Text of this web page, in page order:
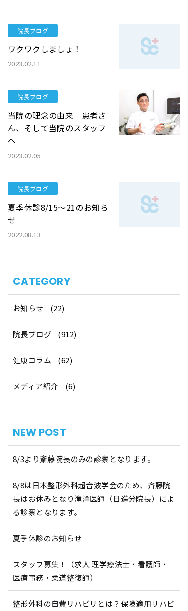
院長ブログ
ワクワクしましょ！
2023.02.11
院長ブログ
当院の理念の由来 患者さ
ん、そして当院のスタッフ
へ
2023.02.05
院長ブログ
夏季休診8/15〜21のお知ら
せ
2022.08.13
CATEGORY
お知らせ (22)
院長ブログ (912)
健康コラム (62)
メディア紹介 (6)
NEW POST
8/3より斎藤院長のみの診察となります。
8/8は日本整形外科超音波学会のため、斉藤院
長はお休みとなり滝澤医師（日進分院長）によ
る診察となります。
夏季休診のお知らせ
スタッフ募集！（求人 理学療法士・看護師・
医療事務・柔道整復師）
整形外科の自費リハビリとは？保険適用リハビ